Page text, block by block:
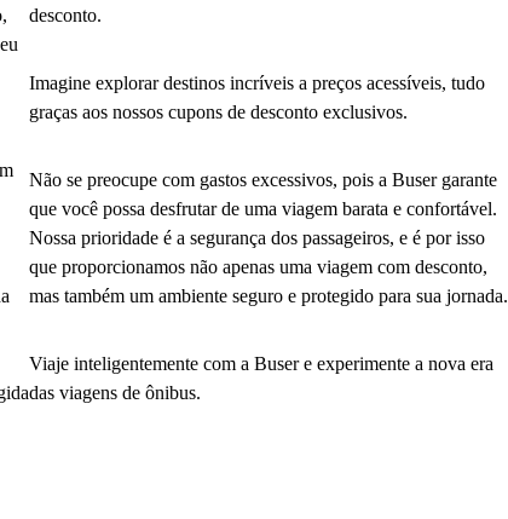
desconto.
Imagine explorar destinos incríveis a preços acessíveis, tudo
graças aos nossos cupons de desconto exclusivos.
Não se preocupe com gastos excessivos, pois a Buser garante
que você possa desfrutar de uma viagem barata e confortável.
Nossa prioridade é a segurança dos passageiros, e é por isso
que proporcionamos não apenas uma viagem com desconto,
mas também um ambiente seguro e protegido para sua jornada.
Viaje inteligentemente com a Buser e experimente a nova era
das viagens de ônibus.